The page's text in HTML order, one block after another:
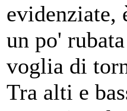
evidenziate,
un po'
voglia di
Tra alti e